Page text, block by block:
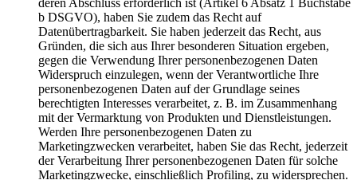
deren Abschluss erforderlich ist (Artikel 6 Absatz 1 Buchstabe
b DSGVO), haben Sie zudem das Recht auf
Datenübertragbarkeit. Sie haben jederzeit das Recht, aus
Gründen, die sich aus Ihrer besonderen Situation ergeben,
gegen die Verwendung Ihrer personenbezogenen Daten
Widerspruch einzulegen, wenn der Verantwortliche Ihre
personenbezogenen Daten auf der Grundlage seines
berechtigten Interesses verarbeitet, z. B. im Zusammenhang
mit der Vermarktung von Produkten und Dienstleistungen.
Werden Ihre personenbezogenen Daten zu
Marketingzwecken verarbeitet, haben Sie das Recht, jederzeit
der Verarbeitung Ihrer personenbezogenen Daten für solche
Marketingzwecke, einschließlich Profiling, zu widersprechen.